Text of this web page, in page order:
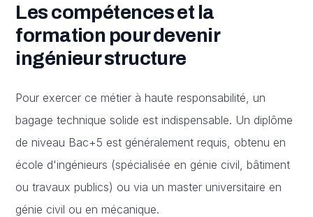
Les compétences et la
formation pour devenir
ingénieur structure
Pour exercer ce métier à haute responsabilité, un
bagage technique solide est indispensable. Un diplôme
de niveau Bac+5 est généralement requis, obtenu en
école d'ingénieurs (spécialisée en génie civil, bâtiment
ou travaux publics) ou via un master universitaire en
génie civil ou en mécanique.